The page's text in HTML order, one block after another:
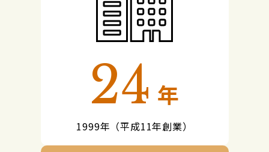
24 年
1999年（平成11年創業）